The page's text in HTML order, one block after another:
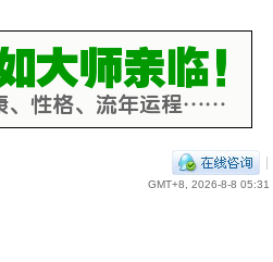
|
GMT+8, 2026-8-8 05:31